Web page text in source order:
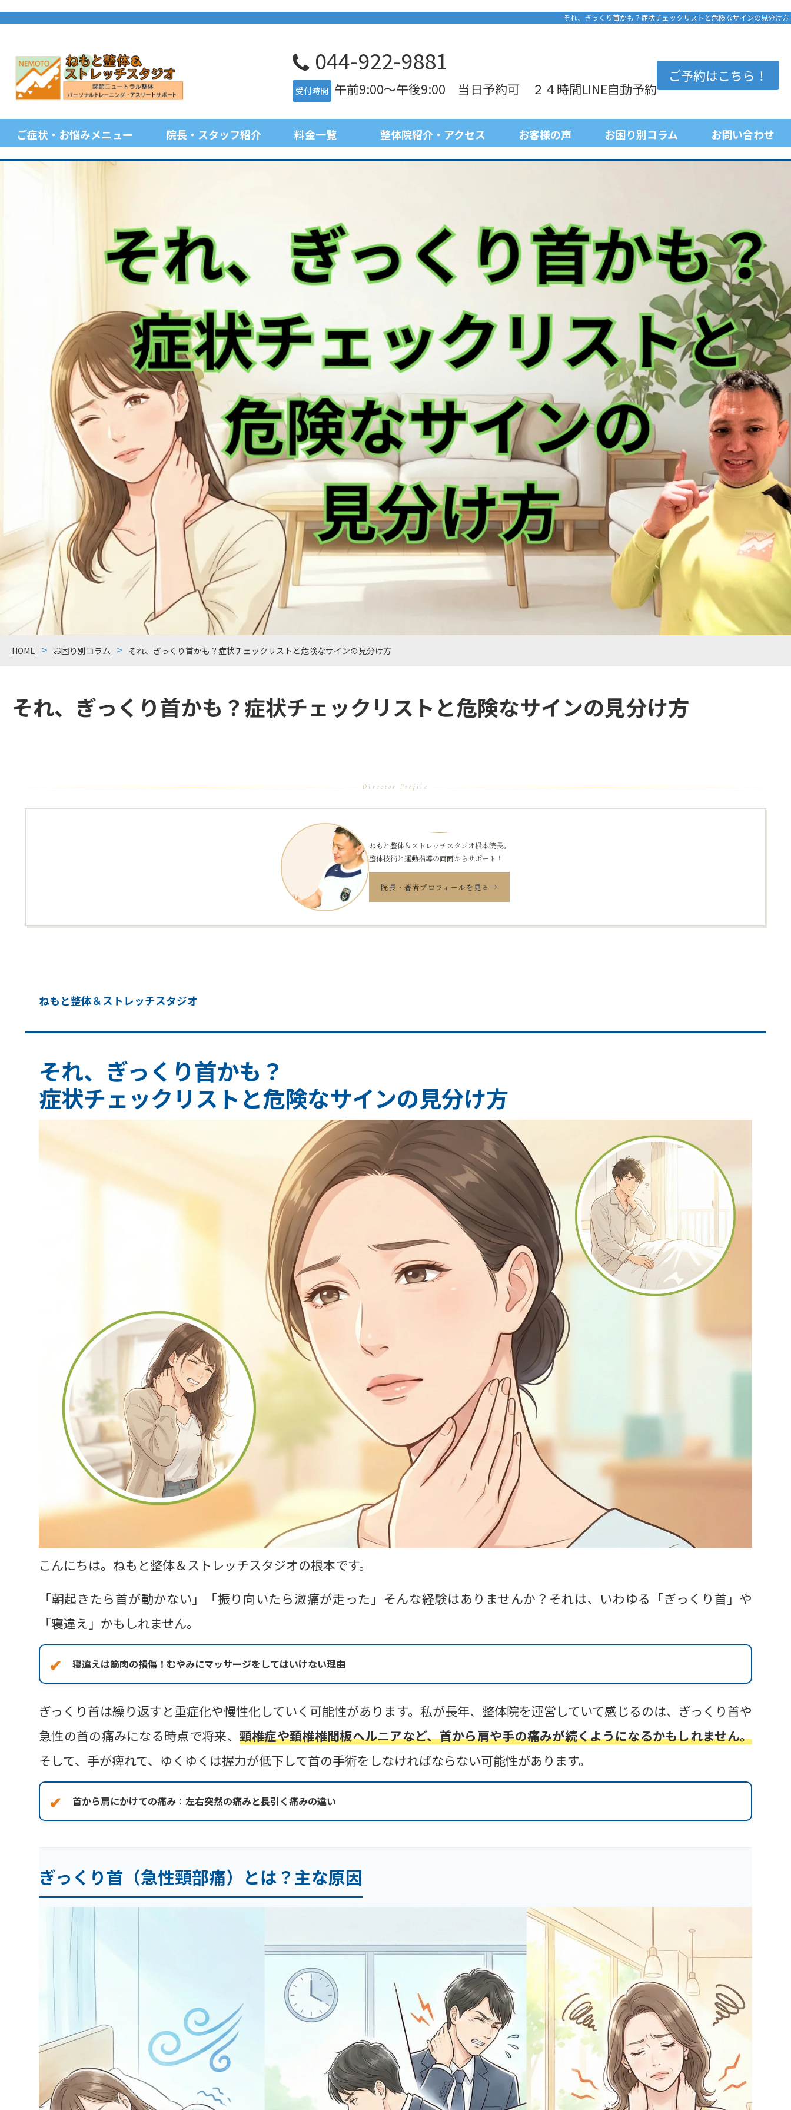
それ、ぎっくり首かも？症状チェックリストと危険なサインの見分け方
044-922-9881
受付時間 午前9:00～午後9:00 当日予約可 ２４時間LINE自動予約
ご予約はこちら！
ご症状・お悩みメニュー 院長・スタッフ紹介 料金一覧 整体院紹介・アクセス お客様の声 お困り別コラム お問い合わせ
それ、ぎっくり首かも？症状チェックリストと危険なサインの見分け方
HOME お困り別コラム それ、ぎっくり首かも？症状チェックリストと危険なサインの見分け方
Director Profile
ねもと整体＆ストレッチスタジオ根本院長。
整体技術と運動指導の両面からサポート！
院長・著者プロフィールを見る→
ねもと整体＆ストレッチスタジオ
それ、ぎっくり首かも？
症状チェックリストと危険なサインの見分け方
こんにちは。ねもと整体＆ストレッチスタジオの根本です。
「朝起きたら首が動かない」「振り向いたら激痛が走った」そんな経験はありませんか？それは、いわゆる「ぎっくり首」や
「寝違え」かもしれません。
寝違えは筋肉の損傷！むやみにマッサージをしてはいけない理由
ぎっくり首は繰り返すと重症化や慢性化していく可能性があります。私が長年、整体院を運営していて感じるのは、ぎっくり首や
急性の首の痛みになる時点で将来、 頸椎症や頚椎椎間板ヘルニアなど、首から肩や手の痛みが続くようになるかもしれません。
そして、手が痺れて、ゆくゆくは握力が低下して首の手術をしなければならない可能性があります。
首から肩にかけての痛み：左右突然の痛みと長引く痛みの違い
ぎっくり首（急性頸部痛）とは？主な原因